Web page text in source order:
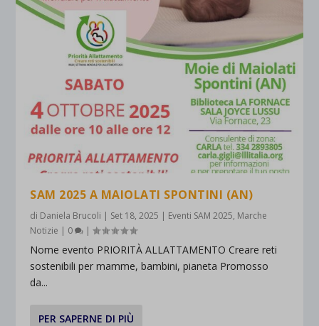
SAM 2025 A MAIOLATI SPONTINI (AN)
di Daniela Brucoli | Set 18, 2025 | Eventi SAM 2025, Marche
Notizie | 0 |
Nome evento PRIORITÀ ALLATTAMENTO Creare reti
sostenibili per mamme, bambini, pianeta Promosso
da...
PER SAPERNE DI PIÙ